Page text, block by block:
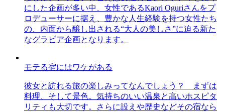
にした企画が多い中、女性であるKaori Oguriさんをプ
ロデューサーに据え、豊かな人生経験を持つ女性たち
の、内面から醸し出される“大人の美しさ”に迫る新た
なグラビア企画となります。
モテる宿にはワケがある
彼女と訪れる旅の楽しみってなんでしょう？ まずは
料理、そして景色。気持ちのいい温泉と高いホスピタ
リティも大切です。さらに設えや歴史などその宿なら